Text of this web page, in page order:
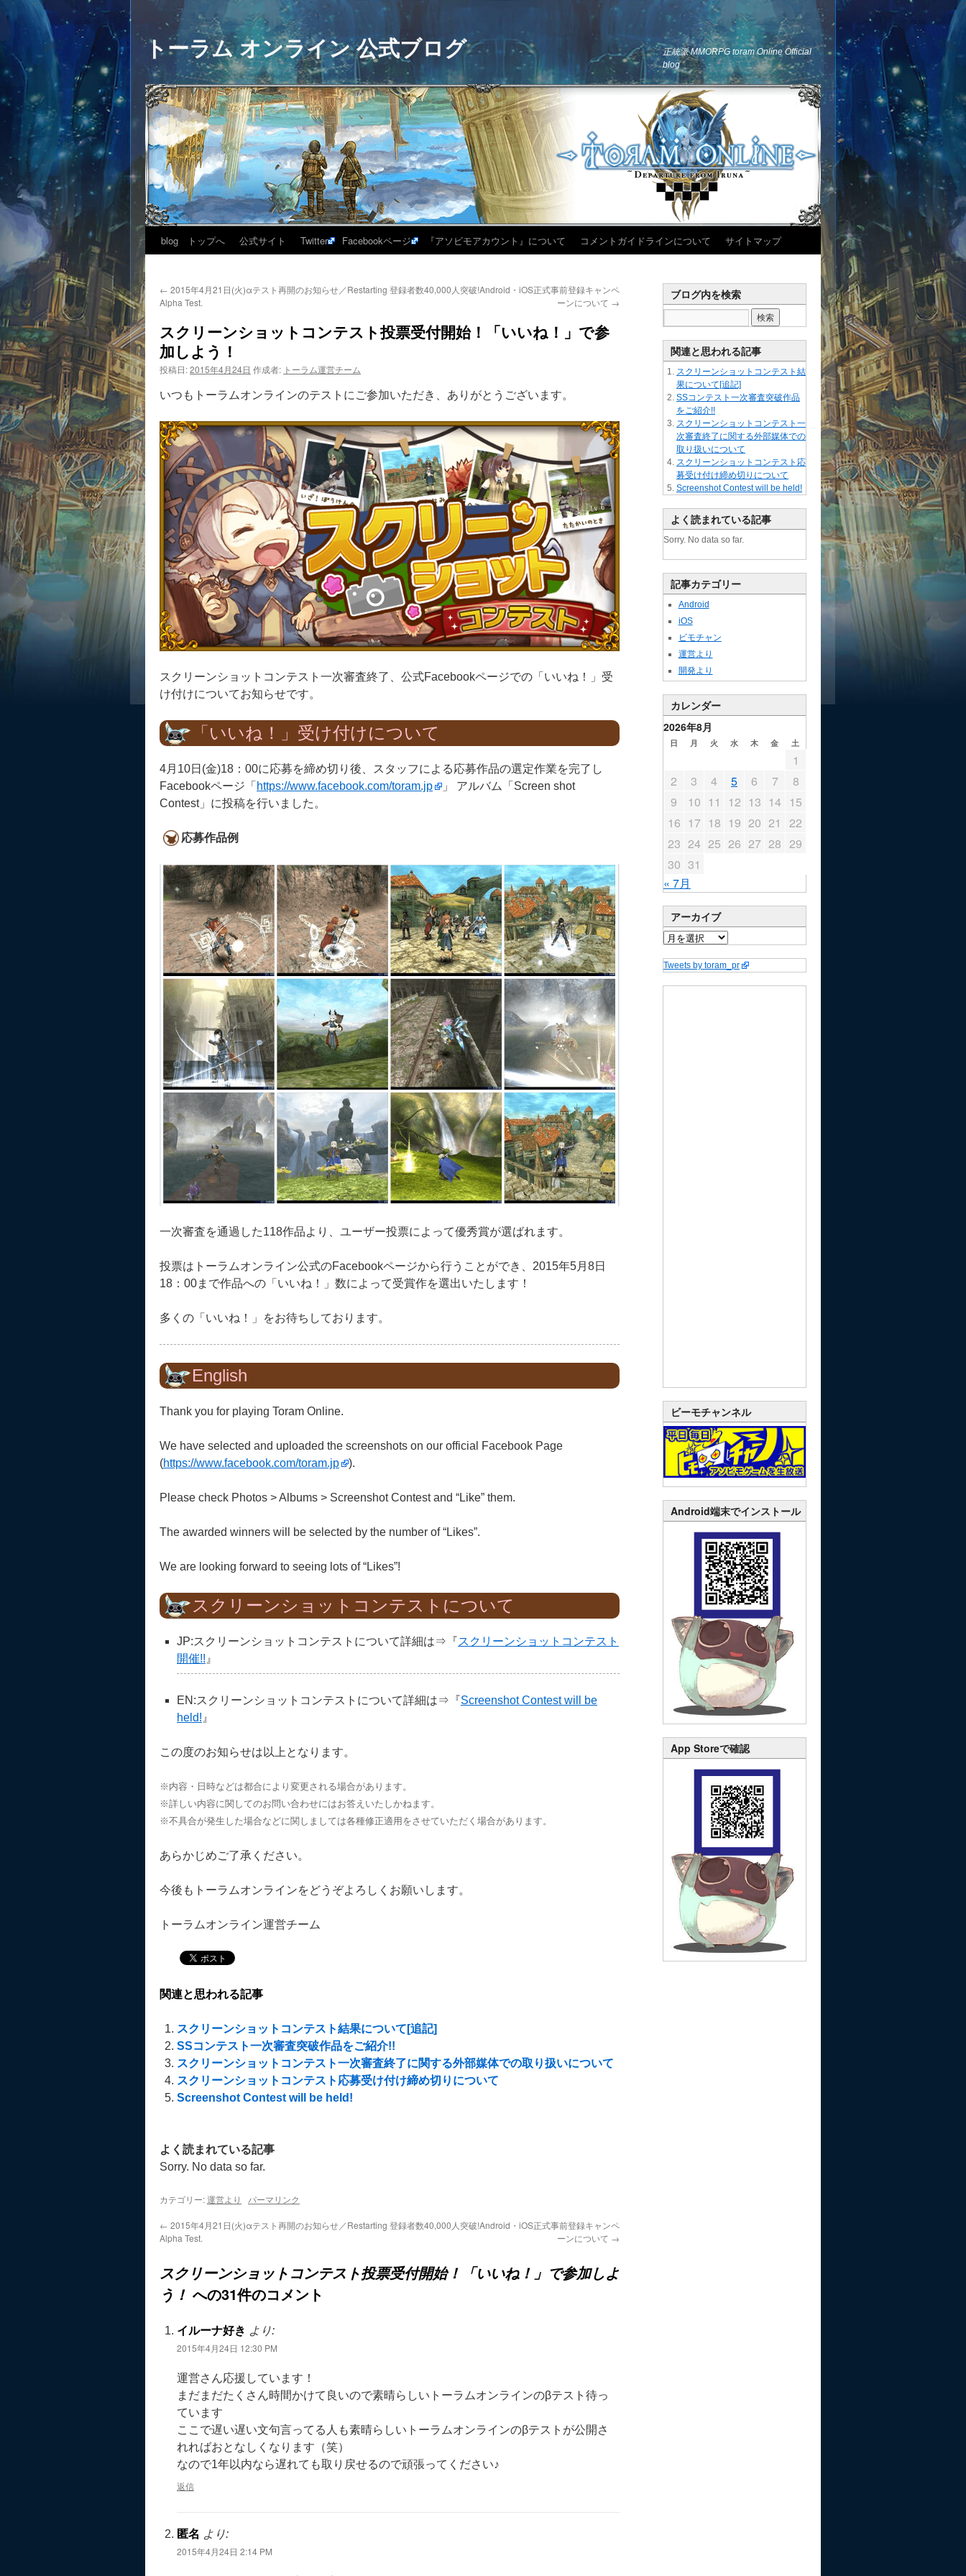
トーラム オンライン 公式ブログ
正統派 MMORPG toram Online Official
blog
blog トップへ 公式サイト Twitter Facebookページ 『アソビモアカウント』について コメントガイドラインについて サイトマップ
← 2015年4月21日(火)αテスト再開のお知らせ／Restarting
Alpha Test.
登録者数40,000人突破!Android・iOS正式事前登録キャンペ
ーンについて →
スクリーンショットコンテスト投票受付開始！「いいね！」で参
加しよう！
投稿日:2015年4月24日 作成者: トーラム運営チーム
いつもトーラムオンラインのテストにご参加いただき、ありがとうございます。
スクリーンショットコンテスト一次審査終了、公式Facebookページでの「いいね！」受
け付けについてお知らせです。
「いいね！」受け付けについて
4月10日(金)18：00に応募を締め切り後、スタッフによる応募作品の選定作業を完了し
Facebookページ「 https://www.facebook.com/toram.jp
」 アルバム「Screen shot
Contest」に投稿を行いました。
応募作品例
一次審査を通過した118作品より、ユーザー投票によって優秀賞が選ばれます。
投票はトーラムオンライン公式のFacebookページから行うことができ、2015年5月8日
18：00まで作品への「いいね！」数によって受賞作を選出いたします！
多くの「いいね！」をお待ちしております。
English
Thank you for playing Toram Online.
We have selected and uploaded the screenshots on our official Facebook Page
(https://www.facebook.com/toram.jp ).
Please check Photos > Albums > Screenshot Contest and “Like” them.
The awarded winners will be selected by the number of “Likes”.
We are looking forward to seeing lots of “Likes”!
スクリーンショットコンテストについて
JP:スクリーンショットコンテストについて詳細は⇒『スクリーンショットコンテスト
開催!! 』
EN:スクリーンショットコンテストについて詳細は⇒『Screenshot Contest will be
held! 』
この度のお知らせは以上となります。
※内容・日時などは都合により変更される場合があります。
※詳しい内容に関してのお問い合わせにはお答えいたしかねます。
※不具合が発生した場合などに関しましては各種修正適用をさせていただく場合があります。
あらかじめご了承ください。
今後もトーラムオンラインをどうぞよろしくお願いします。
トーラムオンライン運営チーム
関連と思われる記事
スクリーンショットコンテスト結果について[追記]
SSコンテスト一次審査突破作品をご紹介!!
スクリーンショットコンテスト一次審査終了に関する外部媒体での取り扱いについて
スクリーンショットコンテスト応募受け付け締め切りについて
Screenshot Contest will be held!
よく読まれている記事
Sorry. No data so far.
カテゴリー:運営より パーマリンク
← 2015年4月21日(火)αテスト再開のお知らせ／Restarting
Alpha Test.
登録者数40,000人突破!Android・iOS正式事前登録キャンペ
ーンについて →
スクリーンショットコンテスト投票受付開始！「いいね！」で参加しよ
う！ への31件のコメント
イルーナ好き より:
2015年4月24日 12:30 PM
運営さん応援しています！
まだまだたくさん時間かけて良いので素晴らしいトーラムオンラインのβテスト待っ
ています
ここで遅い遅い文句言ってる人も素晴らしいトーラムオンラインのβテストが公開さ
れればおとなしくなります（笑）
なので1年以内なら遅れても取り戻せるので頑張ってください♪
返信
匿名 より:
2015年4月24日 2:14 PM
ブログ内を検索
関連と思われる記事
スクリーンショットコンテスト結
果について[追記]
SSコンテスト一次審査突破作品
をご紹介!!
スクリーンショットコンテスト一
次審査終了に関する外部媒体での
取り扱いについて
スクリーンショットコンテスト応
募受け付け締め切りについて
Screenshot Contest will be held!
よく読まれている記事
Sorry. No data so far.
記事カテゴリー
Android
iOS
ビモチャン
運営より
開発より
カレンダー
2026年8月
日 月 火 水 木 金 土
« 7月
1
2
3 4 5 6 7
8
9
10 11 12 13 14 15
16 17 18 19 20 21
22
23 24 25 26 27 28 29
30 31
アーカイブ
Tweets by toram_pr
ビーモチャンネル
Android端末でインストール
App Storeで確認